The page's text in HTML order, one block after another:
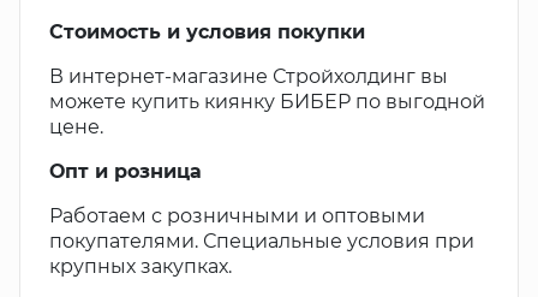
Стоимость и условия покупки
В интернет-магазине Стройхолдинг вы
можете купить киянку БИБЕР по выгодной
цене.
Опт и розница
Работаем с розничными и оптовыми
покупателями. Специальные условия при
крупных закупках.